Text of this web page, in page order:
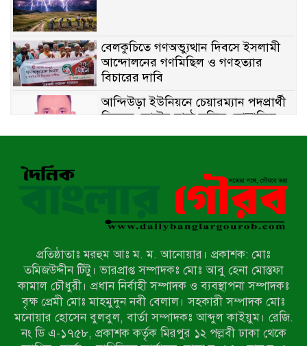
বেলকুচিতে গণঅভ্যুত্থান দিবসে ইসলামী
আন্দোলনের গণমিছিল ও গণহত্যার
বিচারের দাবি
আন্দিউড়া ইউনিয়নে চেয়ারম্যান পদপ্রার্থী
হিসেবে ভোটের মাঠে সক্রিয় মোত্তাকিম
চৌধুরী
নওগাঁয় সন্ত্রাসী হামলায় বিএনপি নেতা
গুরুতর জখম
টেকনাফের পাহাড়ে র‍্যাবের অভিযান:
অপহৃত ৩ রোহিঙ্গা উদ্ধার, গ্রেপ্তার ১
পোরশায় গণঅভ্যুত্থান দিবসে শহিদ ও
জুলাই যোদ্ধাদের সংবর্ধনা
প্রতিষ্ঠাতাঃ মরহুম আঃ ম. ম. আনোয়ার। প্রকাশক: মোঃ
তমিজউদ্দীন টিটু। ভারপ্রাপ্ত সম্পাদকঃ মোঃ আবু হেনা মোস্তফা
কামাল চৌধুরী। প্রধান নির্বাহী সম্পাদক ও ব্যবস্থাপনা সম্পাদকঃ
বৃক্ষ প্রেমী মোঃ মাহমুদুন নবী বেলাল। সহকারী সম্পাদক মোঃ
মনোয়ার হোসেন বুলবুল, বার্তা সম্পাদকঃ আব্দুল কাইয়ুম। রেজি.
নং ডি এ-১৭৫৮, প্রকাশক কর্তৃক মিরপুর ১২ পল্লবী ঢাকা থেকে